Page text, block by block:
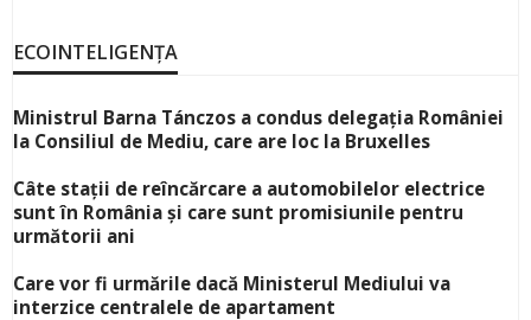
ECOINTELIGENȚA
Ministrul Barna Tánczos a condus delegația României
la Consiliul de Mediu, care are loc la Bruxelles
Câte stații de reîncărcare a automobilelor electrice
sunt în România și care sunt promisiunile pentru
următorii ani
Care vor fi urmările dacă Ministerul Mediului va
interzice centralele de apartament